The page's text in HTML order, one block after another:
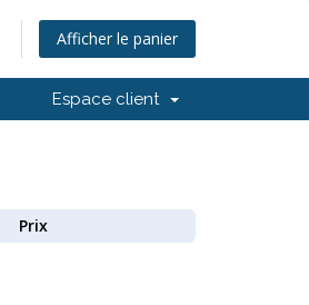
Afficher le panier
Espace client
Prix